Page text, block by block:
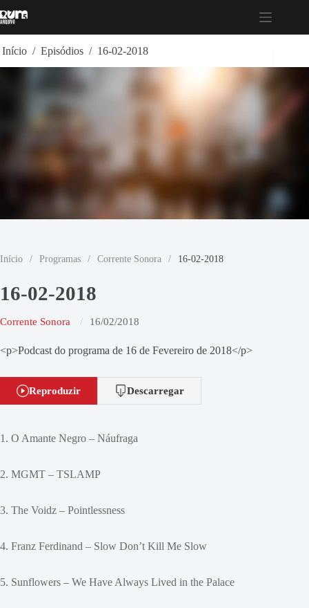
para
Início / Episódios / 16-02-2018
Início / Programas / Corrente Sonora / 16-02-2018
16-02-2018
Corrente Sonora 16/02/2018
<p>Podcast do programa de 16 de Fevereiro de 2018</p>
Reproduzir Descarregar
1. O Amante Negro – Náufraga
2. MGMT – TSLAMP
3. The Voidz – Pointlessness
4. Franz Ferdinand – Slow Don’t Kill Me Slow
5. Sunflowers – We Have Always Lived in the Palace